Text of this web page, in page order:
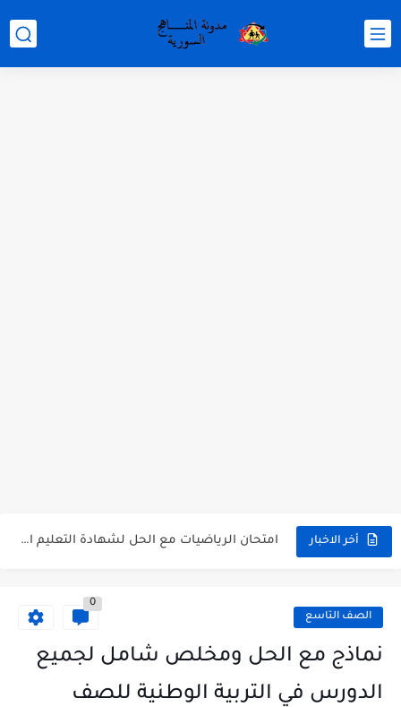
أخر الاخبار امتحان الرياضيات مع الحل لشهادة التعليم الاساسي والاعدادية الشرعية دورة...
الصف التاسع
0
نماذج مع الحل ومخلص شامل لجميع
الدورس في التربية الوطنية للصف